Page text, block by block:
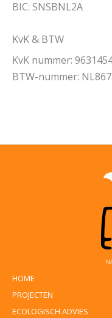
BIC: SNSBNL2A
KvK & BTW
KvK nummer:
BTW-nummer:
HOME
PROJECTEN
ECOLOGISCH ADVIES